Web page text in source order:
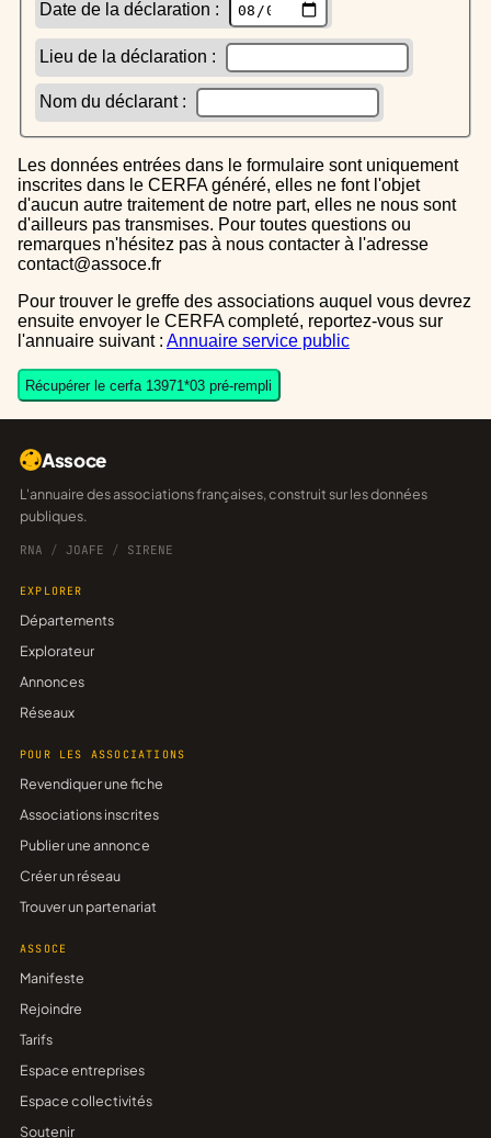
Date de la déclaration :
Lieu de la déclaration :
Nom du déclarant :
Les données entrées dans le formulaire sont uniquement
inscrites dans le CERFA généré, elles ne font l'objet
d'aucun autre traitement de notre part, elles ne nous sont
d'ailleurs pas transmises. Pour toutes questions ou
remarques n'hésitez pas à nous contacter à l'adresse
contact@assoce.fr
Pour trouver le greffe des associations auquel vous devrez
ensuite envoyer le CERFA completé, reportez-vous sur
l'annuaire suivant : Annuaire service public
Récupérer le cerfa 13971*03 pré-rempli
Assoce
L'annuaire des associations françaises, construit sur les données
publiques.
RNA / JOAFE / SIRENE
EXPLORER
Départements
Explorateur
Annonces
Réseaux
POUR LES ASSOCIATIONS
Revendiquer une fiche
Associations inscrites
Publier une annonce
Créer un réseau
Trouver un partenariat
ASSOCE
Manifeste
Rejoindre
Tarifs
Espace entreprises
Espace collectivités
Soutenir